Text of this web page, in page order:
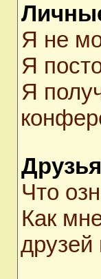
Я не
Я
Я
Что
Как
друзей